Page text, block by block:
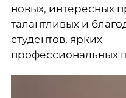
новых, интересных
талантливых и
студентов, ярких
профессиональных